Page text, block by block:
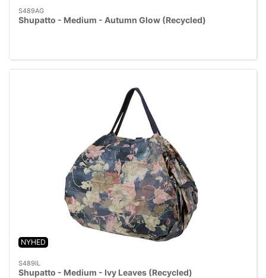
S489AG
Shupatto - Medium - Autumn Glow (Recycled)
NYHED
S489IL
Shupatto - Medium - Ivy Leaves (Recycled)